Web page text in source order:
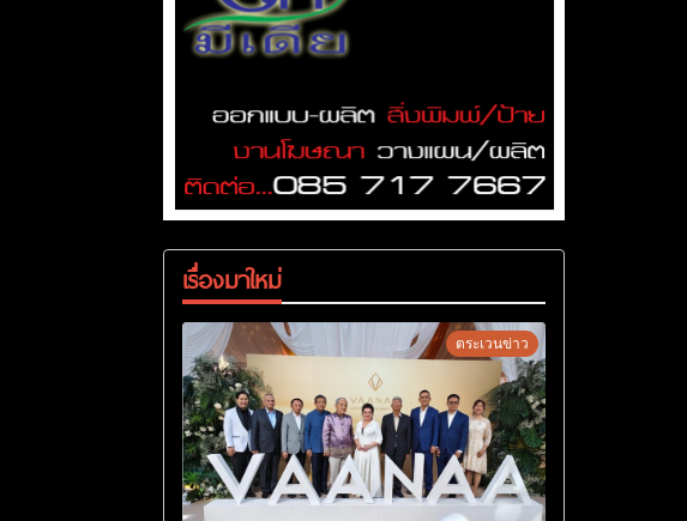
เรื่องมาใหม่
ตระเวนข่าว